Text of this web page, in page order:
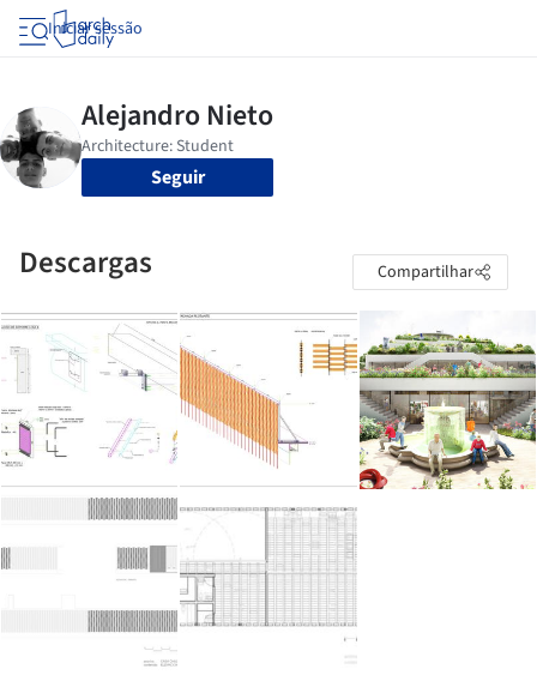
Iniciar sessão
Seguir
Descargas Compartilhar